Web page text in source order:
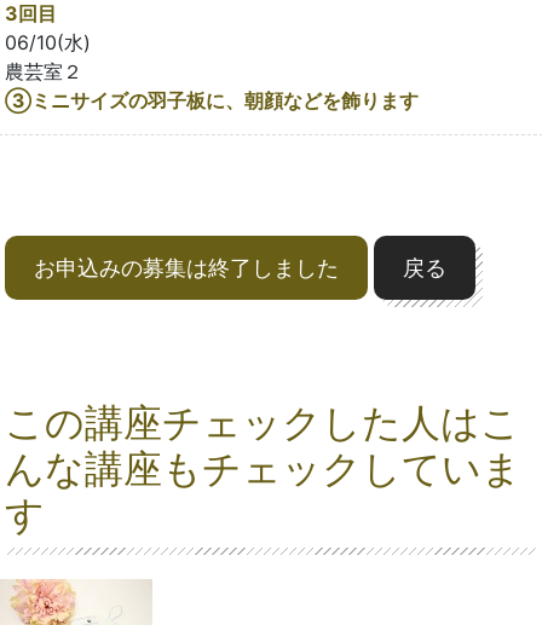
3回目
06/10(水)
農芸室２
③ミニサイズの羽子板に、朝顔などを飾ります
お申込みの募集は終了しました 戻る
この講座チェックした人はこ
んな講座もチェックしていま
す